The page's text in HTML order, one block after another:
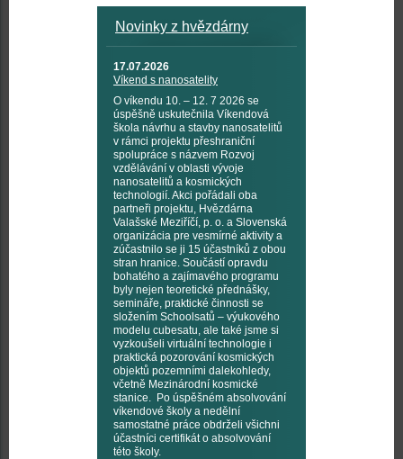
Novinky z hvězdárny
17.07.2026
Víkend s nanosatelity
O víkendu 10. – 12. 7 2026 se
úspěšně uskutečnila Víkendová
škola návrhu a stavby nanosatelitů
v rámci projektu přeshraniční
spolupráce s názvem Rozvoj
vzdělávání v oblasti vývoje
nanosatelitů a kosmických
technologií. Akci pořádali oba
partneři projektu, Hvězdárna
Valašské Meziříčí, p. o. a Slovenská
organizácia pre vesmírné aktivity a
zúčastnilo se ji 15 účastníků z obou
stran hranice. Součástí opravdu
bohatého a zajímavého programu
byly nejen teoretické přednášky,
semináře, praktické činnosti se
složením Schoolsatů – výukového
modelu cubesatu, ale také jsme si
vyzkoušeli virtuální technologie i
praktická pozorování kosmických
objektů pozemními dalekohledy,
včetně Mezinárodní kosmické
stanice. Po úspěšném absolvování
víkendové školy a nedělní
samostatné práce obdrželi všichni
účastníci certifikát o absolvování
této školy.